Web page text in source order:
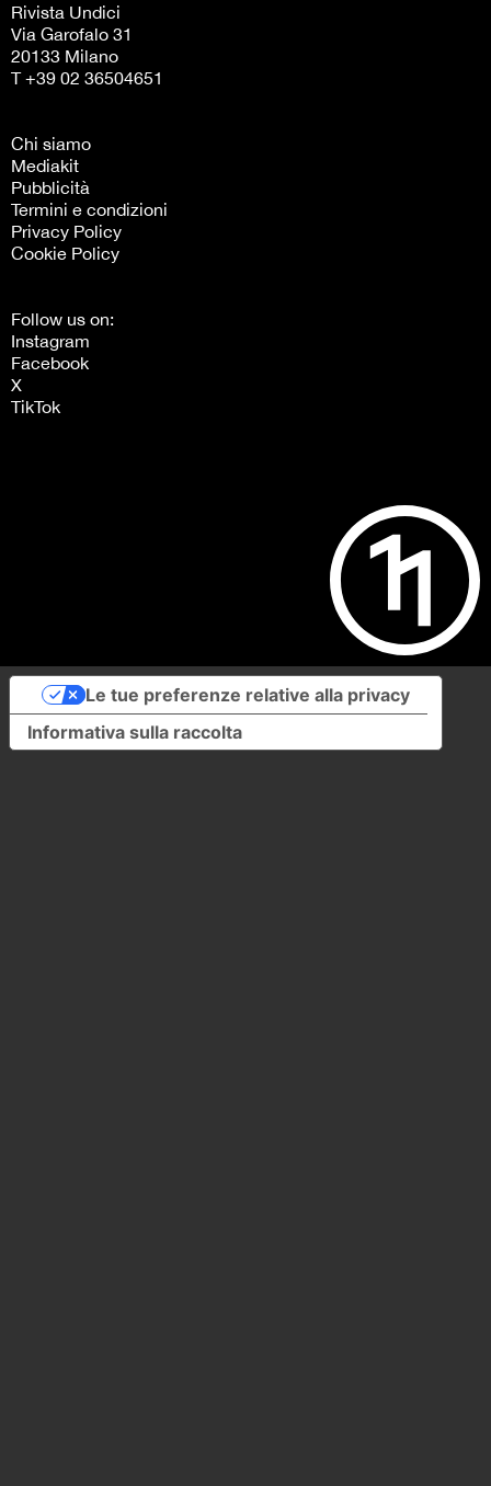
Rivista Undici
Via Garofalo 31
20133 Milano
T +39 02 36504651
Chi siamo
Mediakit
Pubblicità
Termini e condizioni
Privacy Policy
Cookie Policy
Follow us on:
Instagram
Facebook
X
TikTok
Informativa sulla raccolta
Le tue preferenze relative alla privacy